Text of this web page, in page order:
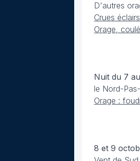
D'autres
Crues
Orage,
Nuit du 7
le Nord-
Orage :
8 et 9